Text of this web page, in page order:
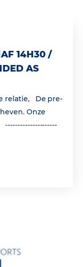
14H30 /
AS
relatie, De pre-
Onze